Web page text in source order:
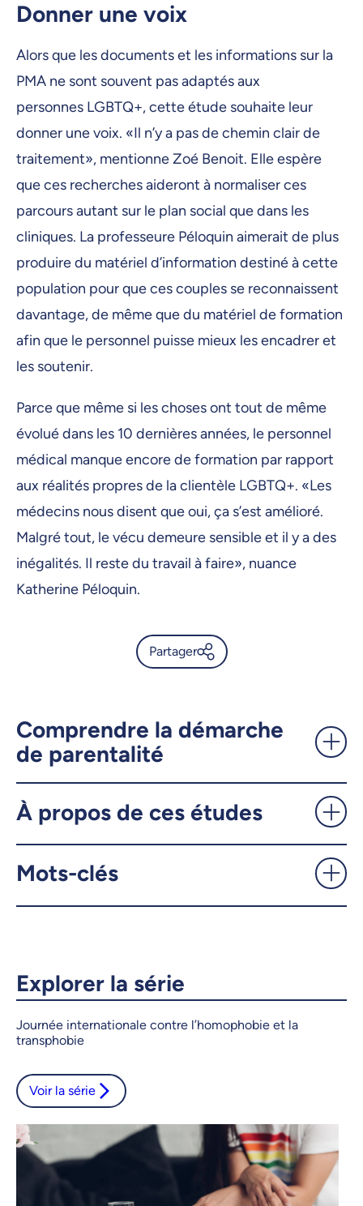
Donner une voix
Alors que les documents et les informations sur la
PMA ne sont souvent pas adaptés aux
personnes LGBTQ+, cette étude souhaite leur
donner une voix. «Il n’y a pas de chemin clair de
traitement», mentionne Zoé Benoit. Elle espère
que ces recherches aideront à normaliser ces
parcours autant sur le plan social que dans les
cliniques. La professeure Péloquin aimerait de plus
produire du matériel d’information destiné à cette
population pour que ces couples se reconnaissent
davantage, de même que du matériel de formation
afin que le personnel puisse mieux les encadrer et
les soutenir.
Parce que même si les choses ont tout de même
évolué dans les 10 dernières années, le personnel
médical manque encore de formation par rapport
aux réalités propres de la clientèle LGBTQ+. «Les
médecins nous disent que oui, ça s’est amélioré.
Malgré tout, le vécu demeure sensible et il y a des
inégalités. Il reste du travail à faire», nuance
Katherine Péloquin.
Partager
sinueux - UdeMnouvelles
LinkedIn Courriel
Comprendre la démarche
de parentalité
À propos de ces études
Mots-clés
Explorer la série
Journée internationale contre l’homophobie et la
transphobie
Voir la série